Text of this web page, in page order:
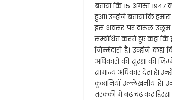
बताया कि 15 अगस्त
हुआ। उन्होने बताया कि
इस अवसर पर दारूल उलूम
सम्बोधित करते हुए कहा
जिम्मेदारी है। उन्होने
अधिकारों की सुरक्षा की
सामान्य अधिकार देता है।
कुबानियाँ उल्लेखनीय हैं।
तरक्की में बढ़ चढ़ कर